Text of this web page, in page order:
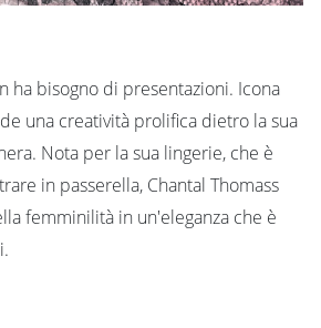
ha bisogno di presentazioni. Icona
una creatività prolifica dietro la sua
Nota per la sua lingerie, che è
in passerella, Chantal Thomass
femminilità in un'eleganza che è